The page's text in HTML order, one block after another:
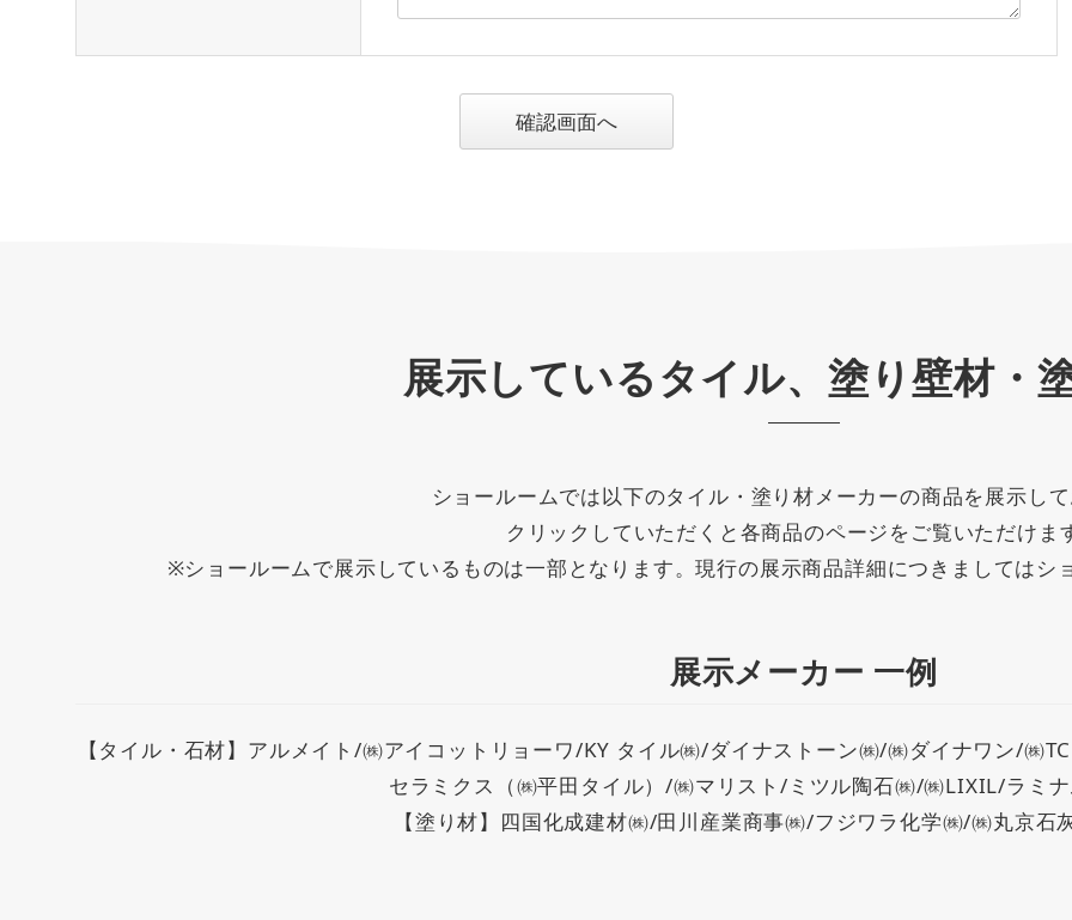
確認画面へ
展示しているタイル、塗り壁材・
ショールームでは以下のタイル・塗り材メーカーの商品を展示し
クリックしていただくと各商品のページをご覧いただけま
※ショールームで展示しているものは一部となります。現行の展示商品詳細につきましてはシ
展示メーカー 一例
【タイル・石材】アルメイト/㈱アイコットリョーワ/KY タイル㈱/ダイナストーン㈱/㈱ダイナワン/㈱
セラミクス（㈱平田タイル）/㈱マリスト/ミツル陶石㈱/㈱LIXIL/ラミ
【塗り材】四国化成建材㈱/田川産業商事㈱/フジワラ化学㈱/㈱丸京石